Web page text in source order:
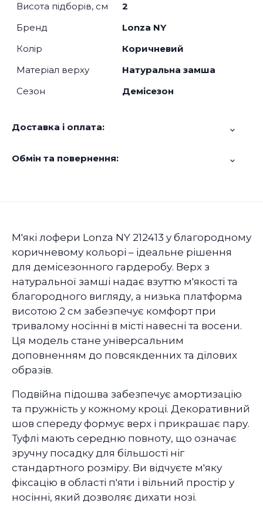
Висота підборів, см
2
Бренд
Lonza NY
Колір
Коричневий
Матеріал верху
Натуральна замша
Сезон
Демісезон
Доставка і оплата:
Обмін та повернення:
М'які лофери Lonza NY 212413 у благородному
коричневому кольорі – ідеальне рішення
для демісезонного гардеробу. Верх з
натуральної замші надає взуттю м'якості та
благородного вигляду, а низька платформа
висотою 2 см забезпечує комфорт при
тривалому носінні в місті навесні та восени.
Ця модель стане універсальним
доповненням до повсякденних та ділових
образів.
Подвійна підошва забезпечує амортизацію
та пружність у кожному кроці. Декоративний
шов спереду формує верх і прикрашає пару.
Туфлі мають середню повноту, що означає
зручну посадку для більшості ніг
стандартного розміру. Ви відчуєте м'яку
фіксацію в області п'яти і вільний простір у
носінні, який дозволяє дихати нозі.